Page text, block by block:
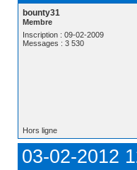
bounty31
Membre
Inscription : 09-02-2009
Messages : 3 530
Hors ligne
03-02-2012